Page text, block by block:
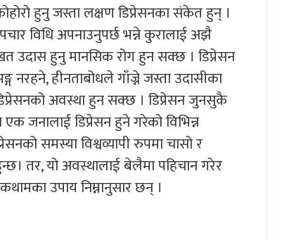
हुनु जस्ता लक्षण डिप्रेसनका संकेत हुन् ।
विधि अपनाउनुपर्छ भन्ने कुरालाई अझै
उदास हुनु मानसिक रोग हुन सक्छ । डिप्रेसन
नरहने, हीनताबोधले गाँज्ने जस्ता उदासीका
अवस्था हुन सक्छ । डिप्रेसन जुनसुकै
जनालाई डिप्रेसन हुने गरेको विभिन्न
समस्या विश्वव्यापी रुपमा चासो र
तर, यो अवस्थालाई बेलैमा पहिचान गरेर
उपाय निम्नानुसार छन् ।